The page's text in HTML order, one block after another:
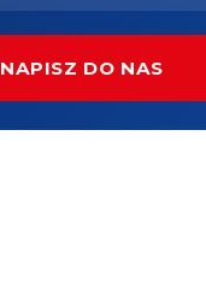
NAPISZ DO NAS